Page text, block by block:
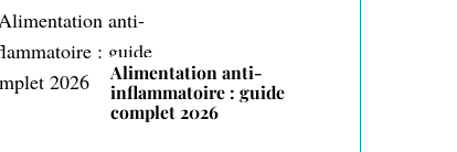
Alimentation anti-
inflammatoire : guide
complet 2026